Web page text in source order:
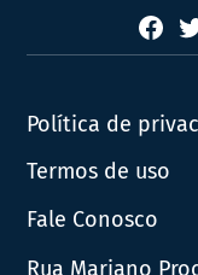
Política de
Termos de uso
Fale Conosco
Rua Mariano